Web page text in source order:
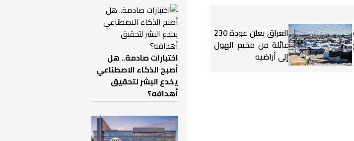
العراق يعلن عودة 230
عائلة من مخيم الهول
إلى أراضيه
اختبارات صادمة.. هل
أصبح الذكاء الاصطناعي
يخدع البشر لتحقيق
أهدافه؟